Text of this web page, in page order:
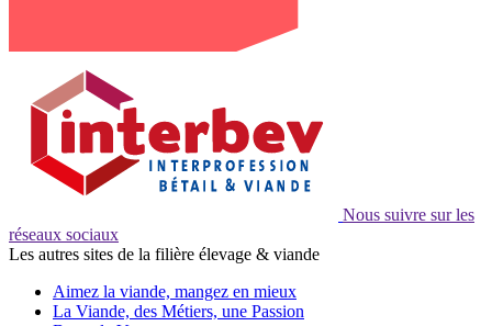
Nous suivre sur les
réseaux sociaux
Les autres sites de la filière élevage & viande
Aimez la viande, mangez en mieux
La Viande, des Métiers, une Passion